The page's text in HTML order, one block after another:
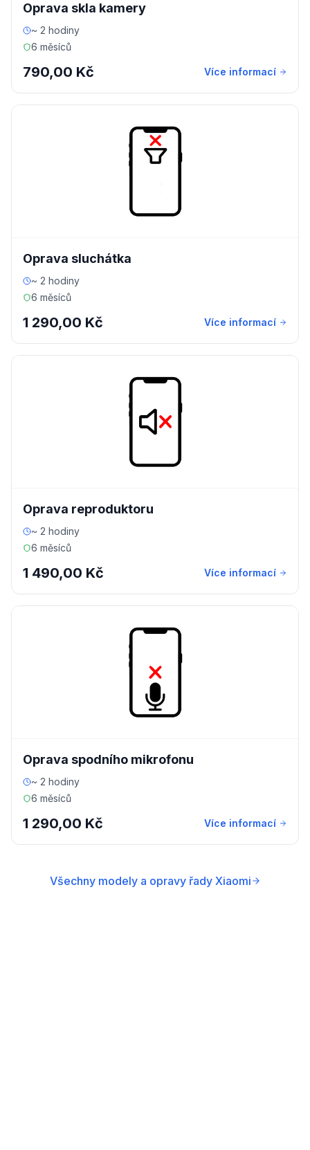
Oprava skla kamery
~ 2 hodiny
6 měsíců
790,00 Kč Více informací
Oprava sluchátka
~ 2 hodiny
6 měsíců
1 290,00 Kč Více informací
Oprava reproduktoru
~ 2 hodiny
6 měsíců
1 490,00 Kč Více informací
Oprava spodního mikrofonu
~ 2 hodiny
6 měsíců
1 290,00 Kč Více informací
Všechny modely a opravy řady Xiaomi